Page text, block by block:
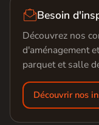
Besoin
Découvrez nos
d'aménagement
parquet et salle
Découvrir nos